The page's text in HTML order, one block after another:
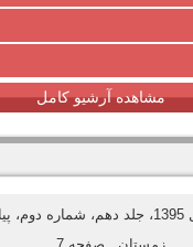
مشاهده آرشیو کامل